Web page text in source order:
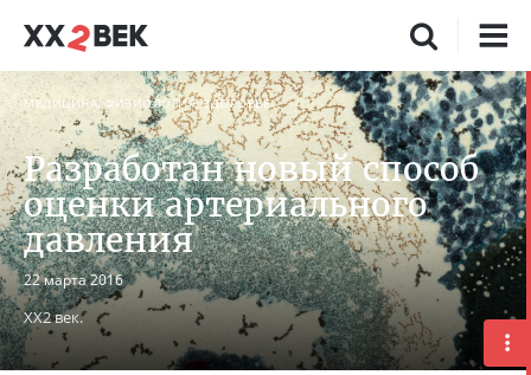
МЕДИЦИНА, ФИЗИОЛОГИЯ, ЗДОРОВЬЕ
Разработан новый способ
оценки артериального
давления
22 марта 2016
ХХ2 век.